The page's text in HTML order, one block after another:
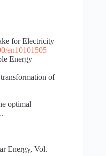
for Electricity
en10101505
Energy
of
optimal
Energy, Vol.